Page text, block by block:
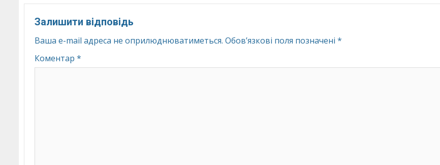
Залишити відповідь
Ваша e-mail адреса не оприлюднюватиметься. Обов’язкові поля позначені *
Коментар *